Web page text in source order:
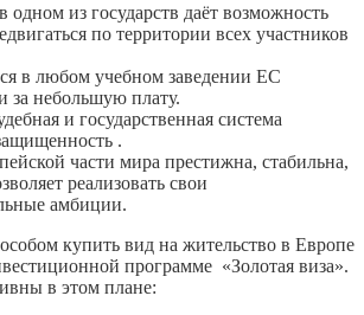
одном из государств даёт возможность
по территории всех участников
в любом учебном заведении ЕС
за небольшую плату.
и государственная система
.
части мира престижна, стабильна,
реализовать свои
амбиции.
купить вид на жительство в Европе
программе «Золотая виза».
в этом плане: